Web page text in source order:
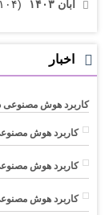
آبان ۱۴۰۳ (۱۰۴)
اخبار
کاربرد هوش مصنوعی
کاربرد هوش مصنوعی
کاربرد هوش مصنوعی
کاربرد هوش مصنوعی